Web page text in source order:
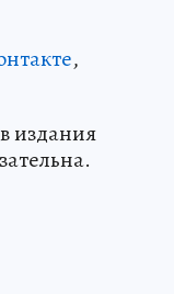
,
издания